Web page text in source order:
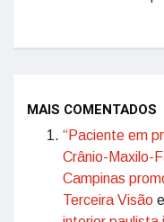
MAIS COMENTADOS
“Paciente em
Crânio-Maxilo-
Campinas
Terceira Visão